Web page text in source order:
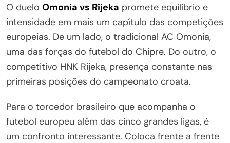
O duelo Omonia vs Rijeka promete equilíbrio e
intensidade em mais um capítulo das competições
europeias. De um lado, o tradicional AC Omonia,
uma das forças do futebol do Chipre. Do outro, o
competitivo HNK Rijeka, presença constante nas
primeiras posições do campeonato croata.
Para o torcedor brasileiro que acompanha o
futebol europeu além das cinco grandes ligas, é
um confronto interessante. Coloca frente a frente